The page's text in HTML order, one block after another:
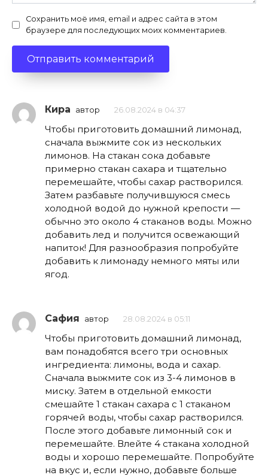
Сохранить моё имя, email и адрес сайта в этом
браузере для последующих моих комментариев.
Кира автор 26.08.2024 в 04:37
Чтобы приготовить домашний лимонад,
сначала выжмите сок из нескольких
лимонов. На стакан сока добавьте
примерно стакан сахара и тщательно
перемешайте, чтобы сахар растворился.
Затем разбавьте получившуюся смесь
холодной водой до нужной крепости —
обычно это около 4 стаканов воды. Можно
добавить лед и получится освежающий
напиток! Для разнообразия попробуйте
добавить к лимонаду немного мяты или
ягод.
Сафия автор 28.08.2024 в 05:11
Чтобы приготовить домашний лимонад,
вам понадобятся всего три основных
ингредиента: лимоны, вода и сахар.
Сначала выжмите сок из 3-4 лимонов в
миску. Затем в отдельной емкости
смешайте 1 стакан сахара с 1 стаканом
горячей воды, чтобы сахар растворился.
После этого добавьте лимонный сок и
перемешайте. Влейте 4 стакана холодной
воды и хорошо перемешайте. Попробуйте
на вкус и, если нужно, добавьте больше